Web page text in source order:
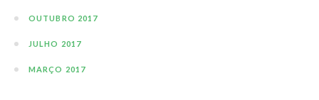
OUTUBRO 2017
JULHO 2017
MARÇO 2017